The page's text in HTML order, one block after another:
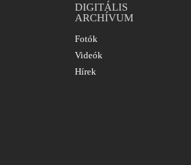
DIGITÁLIS
ARCHÍVUM
Fotók
Videók
Hírek